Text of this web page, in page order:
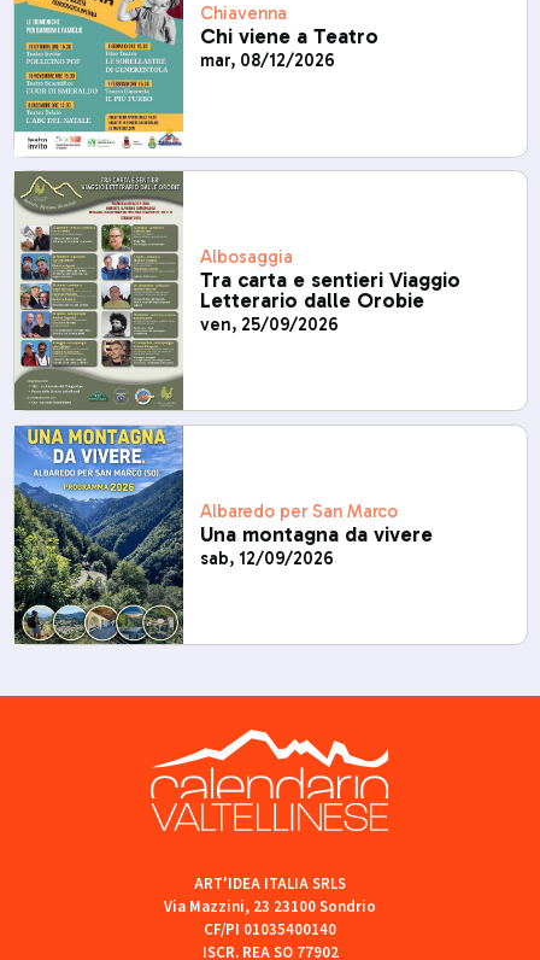
Chiavenna
Chi viene a Teatro
mar, 08/12/2026
Albosaggia
Tra carta e sentieri Viaggio
Letterario dalle Orobie
ven, 25/09/2026
Albaredo per San Marco
Una montagna da vivere
sab, 12/09/2026
ART'IDEA ITALIA SRLS
Via Mazzini, 23 23100 Sondrio
CF/PI 01035400140
ISCR. REA SO 77902